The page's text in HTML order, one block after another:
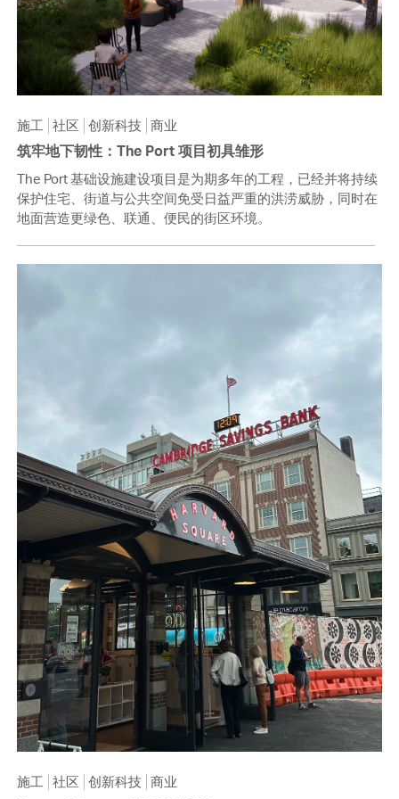
施工 社区 创新科技 商业
筑牢地下韧性：The Port 项目初具雏形
The Port 基础设施建设项目是为期多年的工程，已经并将持续
保护住宅、街道与公共空间免受日益严重的洪涝威胁，同时在
地面营造更绿色、联通、便民的街区环境。
施工 社区 创新科技 商业